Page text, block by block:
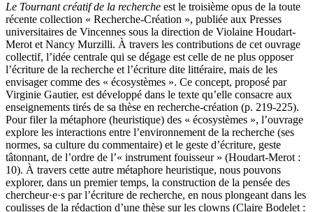
Le Tournant créatif de la recherche est le troisième opus de la toute
récente collection « Recherche-Création », publiée aux Presses
universitaires de Vincennes sous la direction de Violaine Houdart-
Merot et Nancy Murzilli. À travers les contributions de cet ouvrage
collectif, l’idée centrale qui se dégage est celle de ne plus opposer
l’écriture de la recherche et l’écriture dite littéraire, mais de les
envisager comme des « écosystèmes ». Ce concept, proposé par
Virginie Gautier, est développé dans le texte qu’elle consacre aux
enseignements tirés de sa thèse en recherche-création (p. 219-225).
Pour filer la métaphore (heuristique) des « écosystèmes », l’ouvrage
explore les interactions entre l’environnement de la recherche (ses
normes, sa culture du commentaire) et le geste d’écriture, geste
tâtonnant, de l’ordre de l’« instrument fouisseur » (Houdart-Merot :
10). À travers cette autre métaphore heuristique, nous pouvons
explorer, dans un premier temps, la construction de la pensée des
chercheur·e·s par l’écriture de recherche, en nous plongeant dans les
coulisses de la rédaction d’une thèse sur les clowns (Claire Bodelet :